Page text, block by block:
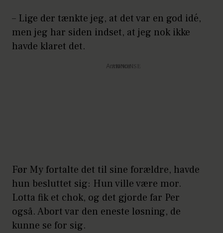
– Lige der tænkte jeg, at det var en god idé,
men jeg har siden indset, at jeg nok ikke
havde klaret det.
Annonce
Før My fortalte det til sine forældre, havde
hun besluttet sig: Hun ville være mor.
Lotta fik et chok, og det gjorde far Per
også. Abort var den eneste løsning, de
kunne se for sig.